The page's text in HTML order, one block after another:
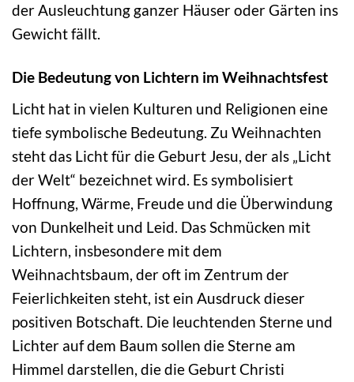
der Ausleuchtung ganzer Häuser oder Gärten ins
Gewicht fällt.
Die Bedeutung von Lichtern im Weihnachtsfest
Licht hat in vielen Kulturen und Religionen eine
tiefe symbolische Bedeutung. Zu Weihnachten
steht das Licht für die Geburt Jesu, der als „Licht
der Welt“ bezeichnet wird. Es symbolisiert
Hoffnung, Wärme, Freude und die Überwindung
von Dunkelheit und Leid. Das Schmücken mit
Lichtern, insbesondere mit dem
Weihnachtsbaum, der oft im Zentrum der
Feierlichkeiten steht, ist ein Ausdruck dieser
positiven Botschaft. Die leuchtenden Sterne und
Lichter auf dem Baum sollen die Sterne am
Himmel darstellen, die die Geburt Christi